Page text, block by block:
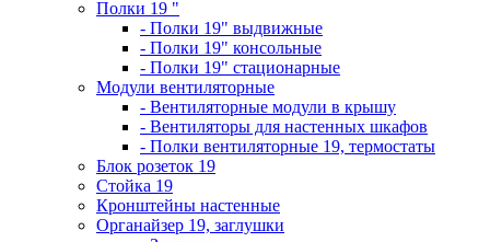
Полки 19 "
- Полки 19" выдвижные
- Полки 19" консольные
- Полки 19" стационарные
Модули вентиляторные
- Вентиляторные модули в крышу
- Вентиляторы для настенных шкафов
- Полки вентиляторные 19, термостаты
Блок розеток 19
Стойка 19
Кронштейны настенные
Органайзер 19, заглушки